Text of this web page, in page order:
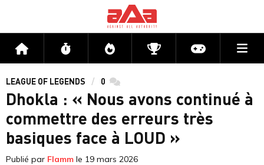
Accueil Flux Directs CompétitionsActu jeux
LEAGUE OF LEGENDS 0 commentaires
Dhokla : « Nous avons continué à
commettre des erreurs très
basiques face à LOUD »
Publié par Flamm le 19 mars 2026